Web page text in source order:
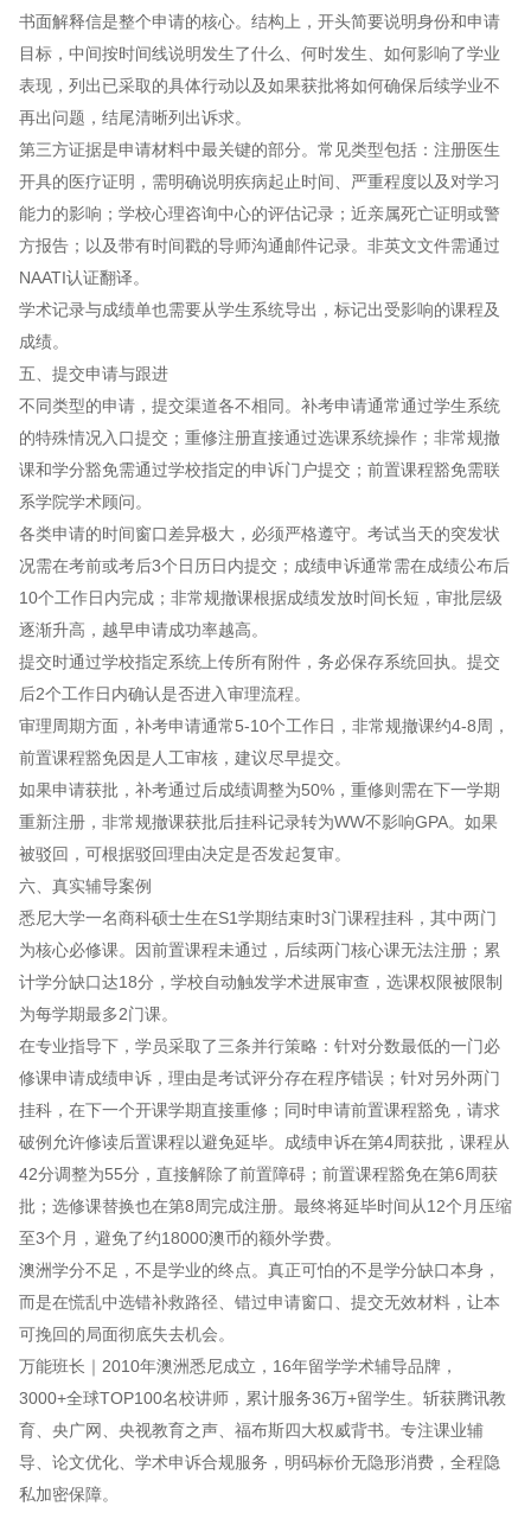
书面解释信是整个申请的核心。结构上，开头简要说明身份和申请
目标，中间按时间线说明发生了什么、何时发生、如何影响了学业
表现，列出已采取的具体行动以及如果获批将如何确保后续学业不
再出问题，结尾清晰列出诉求。
第三方证据是申请材料中最关键的部分。常见类型包括：注册医生
开具的医疗证明，需明确说明疾病起止时间、严重程度以及对学习
能力的影响；学校心理咨询中心的评估记录；近亲属死亡证明或警
方报告；以及带有时间戳的导师沟通邮件记录。非英文文件需通过
NAATI认证翻译。
学术记录与成绩单也需要从学生系统导出，标记出受影响的课程及
成绩。
五、提交申请与跟进
不同类型的申请，提交渠道各不相同。补考申请通常通过学生系统
的特殊情况入口提交；重修注册直接通过选课系统操作；非常规撤
课和学分豁免需通过学校指定的申诉门户提交；前置课程豁免需联
系学院学术顾问。
各类申请的时间窗口差异极大，必须严格遵守。考试当天的突发状
况需在考前或考后3个日历日内提交；成绩申诉通常需在成绩公布后
10个工作日内完成；非常规撤课根据成绩发放时间长短，审批层级
逐渐升高，越早申请成功率越高。
提交时通过学校指定系统上传所有附件，务必保存系统回执。提交
后2个工作日内确认是否进入审理流程。
审理周期方面，补考申请通常5-10个工作日，非常规撤课约4-8周，
前置课程豁免因是人工审核，建议尽早提交。
如果申请获批，补考通过后成绩调整为50%，重修则需在下一学期
重新注册，非常规撤课获批后挂科记录转为WW不影响GPA。如果
被驳回，可根据驳回理由决定是否发起复审。
六、真实辅导案例
悉尼大学一名商科硕士生在S1学期结束时3门课程挂科，其中两门
为核心必修课。因前置课程未通过，后续两门核心课无法注册；累
计学分缺口达18分，学校自动触发学术进展审查，选课权限被限制
为每学期最多2门课。
在专业指导下，学员采取了三条并行策略：针对分数最低的一门必
修课申请成绩申诉，理由是考试评分存在程序错误；针对另外两门
挂科，在下一个开课学期直接重修；同时申请前置课程豁免，请求
破例允许修读后置课程以避免延毕。成绩申诉在第4周获批，课程从
42分调整为55分，直接解除了前置障碍；前置课程豁免在第6周获
批；选修课替换也在第8周完成注册。最终将延毕时间从12个月压缩
至3个月，避免了约18000澳币的额外学费。
澳洲学分不足，不是学业的终点。真正可怕的不是学分缺口本身，
而是在慌乱中选错补救路径、错过申请窗口、提交无效材料，让本
可挽回的局面彻底失去机会。
万能班长｜2010年澳洲悉尼成立，16年留学学术辅导品牌，
3000+全球TOP100名校讲师，累计服务36万+留学生。斩获腾讯教
育、央广网、央视教育之声、福布斯四大权威背书。专注课业辅
导、论文优化、学术申诉合规服务，明码标价无隐形消费，全程隐
私加密保障。